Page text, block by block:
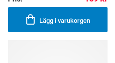
Lägg i varukorgen